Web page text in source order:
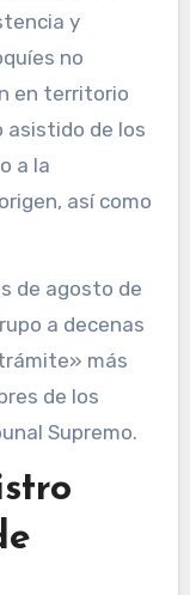
y
no
en territorio
asistido de los
a la
así como
de agosto de
a decenas
más
de los
Supremo.